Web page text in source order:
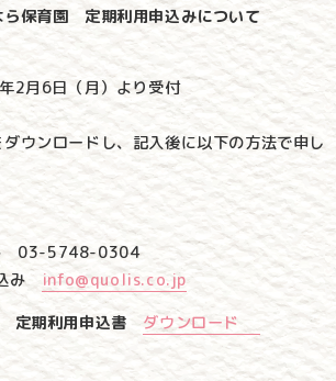
ら保育園 定期利用申込みについて
2月6日（月）より受付
ウンロードし、記入後に以下の方法で申し
03-5748-0304
み
info@quolis.co.jp
定期利用申込書
ダウンロード